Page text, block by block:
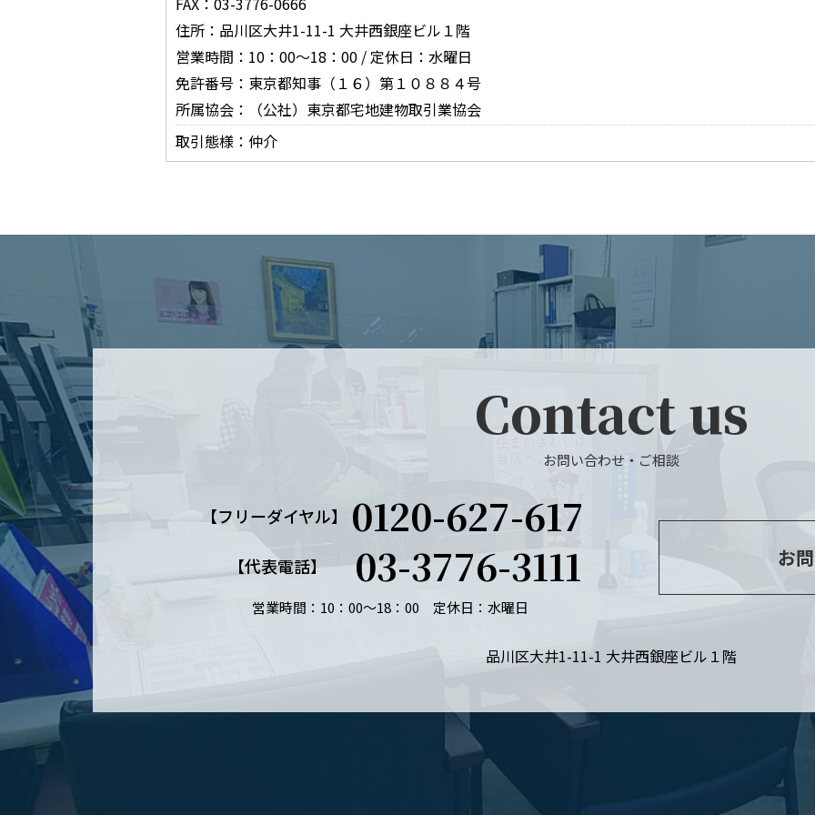
住所：品川区大井1-11-1 大井西銀座ビル１階
営業時間：10：00～18：00 / 定休日：水曜日
免許番号：東京都知事（１６）第１０８８４号
所属協会：（公社）東京都宅地建物取引業協会
取引態様：仲介
Contact us
お問い合わせ・ご相談
【フリーダイヤル】 0120-627-617
【代表電話】 03-3776-3111
営業時間：10：00～18：00 定休日：水曜日
お
品川区大井1-11-1 大井西銀座ビル１階